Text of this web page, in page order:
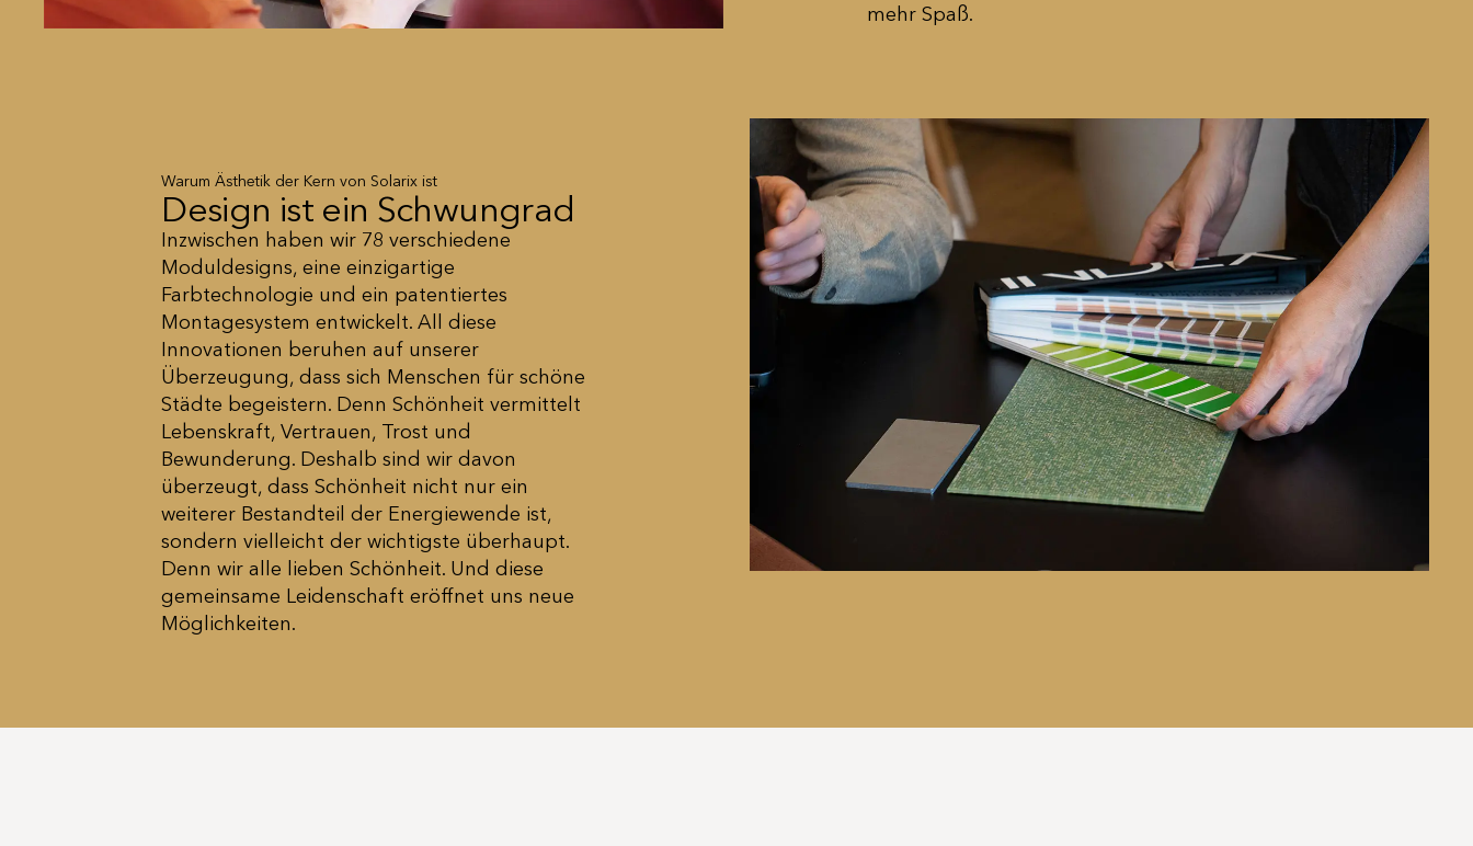
mehr Spaß.
Warum Ästhetik der Kern von Solarix ist
Design ist ein Schwungrad
Inzwischen haben wir 78 verschiedene
Moduldesigns, eine einzigartige
Farbtechnologie und ein patentiertes
Montagesystem entwickelt. All diese
Innovationen beruhen auf unserer
Überzeugung, dass sich Menschen für schöne
Städte begeistern. Denn Schönheit vermittelt
Lebenskraft, Vertrauen, Trost und
Bewunderung. Deshalb sind wir davon
überzeugt, dass Schönheit nicht nur ein
weiterer Bestandteil der Energiewende ist,
sondern vielleicht der wichtigste überhaupt.
Denn wir alle lieben Schönheit. Und diese
gemeinsame Leidenschaft eröffnet uns neue
Möglichkeiten.